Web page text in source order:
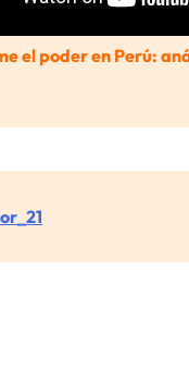
el poder en Perú: